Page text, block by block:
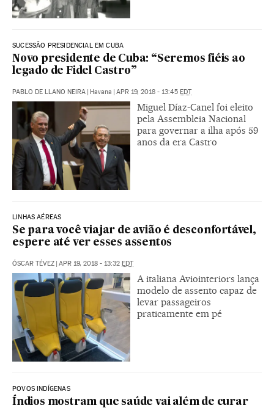
SUCESSÃO PRESIDENCIAL EM CUBA
Novo presidente de Cuba: “Seremos fiéis ao
legado de Fidel Castro”
PABLO DE LLANO NEIRA | Havana | APR 19, 2018 - 13:45 EDT
Miguel Díaz-Canel foi eleito
pela Assembleia Nacional
para governar a ilha após 59
anos da era Castro
LINHAS AÉREAS
Se para você viajar de avião é desconfortável,
espere até ver esses assentos
ÓSCAR TÉVEZ | APR 19, 2018 - 13:32 EDT
A italiana Aviointeriors lança
modelo de assento capaz de
levar passageiros
praticamente em pé
POVOS INDÍGENAS
Índios mostram que saúde vai além de curar